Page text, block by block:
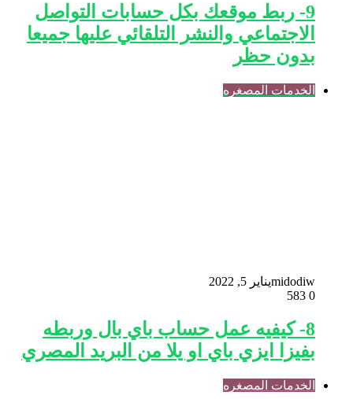
9- ربط موقعك بكل حسابات التواصل
الاجتماعي والنشر التلقائي عليها جميعا
بدون حظر
الخدمات المصغره
midodiwيناير 5, 2022
0
8- كيفيه عمل حساب باي بال وربطه
بفيزا ايزي باي او يلا من البريد المصري
الخدمات المصغره